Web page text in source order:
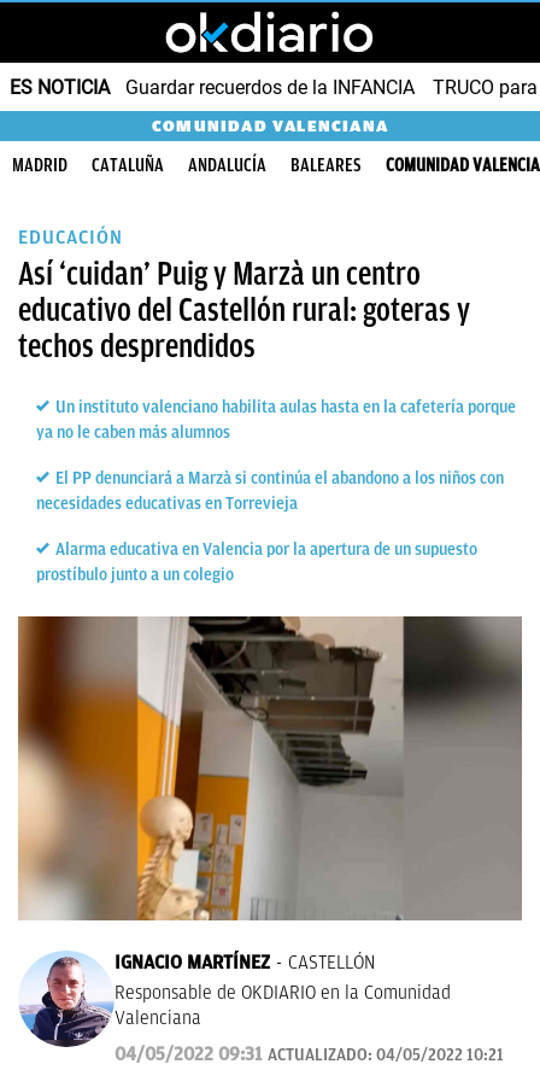
ES NOTICIA Guardar recuerdos de la INFANCIA TRUCO
COMUNIDAD VALENCIANA
MADRID CATALUÑA ANDALUCÍA BALEARES COMUNIDAD
EDUCACIÓN
Así ‘cuidan’ Puig y Marzà un centro
educativo del Castellón rural: goteras y
techos desprendidos
Un instituto valenciano habilita aulas hasta en la cafetería porque
ya no le caben más alumnos
El PP denunciará a Marzà si continúa el abandono a los niños con
necesidades educativas en Torrevieja
Alarma educativa en Valencia por la apertura de un supuesto
prostíbulo junto a un colegio
IGNACIO MARTÍNEZ
CASTELLÓN
Responsable de OKDIARIO en la Comunidad
Valenciana
04/05/2022 09:31 ACTUALIZADO: 04/05/2022 10:21